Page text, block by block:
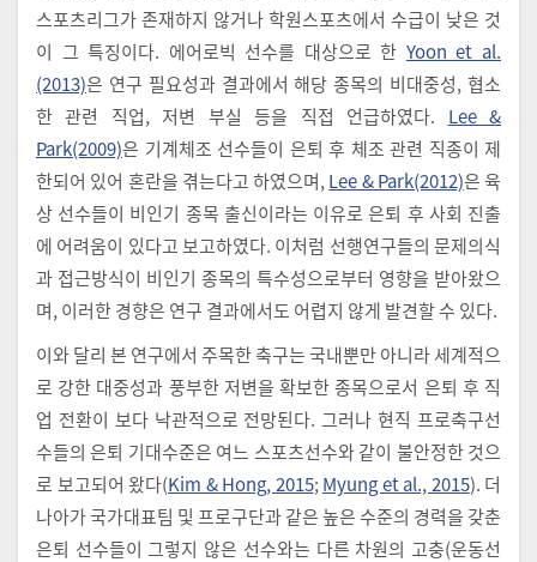
스포츠리그가 존재하지 않거나 학원스포츠에서 수급이 낮은 것
이 그 특징이다. 에어로빅 선수를 대상으로 한 Yoon et al.
(2013)은 연구 필요성과 결과에서 해당 종목의 비대중성, 협소
한 관련 직업, 저변 부실 등을 직접 언급하였다. Lee &
Park(2009)은 기계체조 선수들이 은퇴 후 체조 관련 직종이 제
한되어 있어 혼란을 겪는다고 하였으며, Lee & Park(2012)은 육
상 선수들이 비인기 종목 출신이라는 이유로 은퇴 후 사회 진출
에 어려움이 있다고 보고하였다. 이처럼 선행연구들의 문제의식
과 접근방식이 비인기 종목의 특수성으로부터 영향을 받아왔으
며, 이러한 경향은 연구 결과에서도 어렵지 않게 발견할 수 있다.
이와 달리 본 연구에서 주목한 축구는 국내뿐만 아니라 세계적으
로 강한 대중성과 풍부한 저변을 확보한 종목으로서 은퇴 후 직
업 전환이 보다 낙관적으로 전망된다. 그러나 현직 프로축구선
수들의 은퇴 기대수준은 여느 스포츠선수와 같이 불안정한 것으
로 보고되어 왔다(Kim & Hong, 2015; Myung et al., 2015). 더
나아가 국가대표팀 및 프로구단과 같은 높은 수준의 경력을 갖춘
은퇴 선수들이 그렇지 않은 선수와는 다른 차원의 고충(운동선